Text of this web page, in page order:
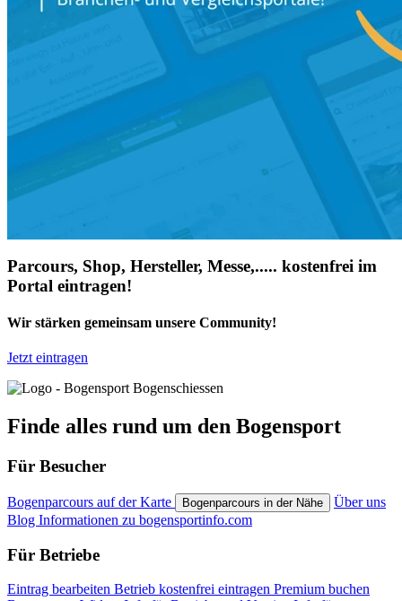
Parcours, Shop, Hersteller, Messe,..... kostenfrei im
Portal eintragen!
Wir stärken gemeinsam unsere Community!
Jetzt eintragen
Finde alles rund um den Bogensport
Für Besucher
Bogenparcours auf der Karte Bogenparcours in der Nähe
Über uns
Blog Informationen zu bogensportinfo.com
Für Betriebe
Eintrag bearbeiten Betrieb kostenfrei eintragen Premium buchen